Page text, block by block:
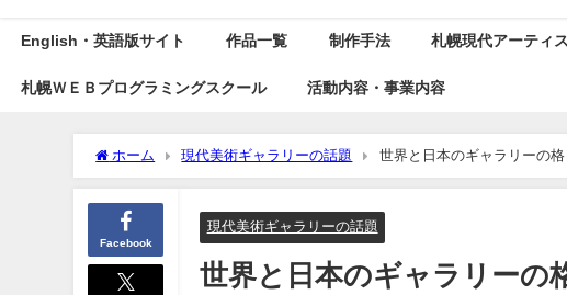
English・英語版サイト 作品一覧 制作手法 札幌現代アーティ
札幌ＷＥＢプログラミングスクール 活動内容・事業内容
ホーム 現代美術ギャラリーの話題
世界と日本のギャラリーの
ピリオド』のTV放送もスタート！
Facebook
現代美術ギャラリーの話題
世界と日本のギャラリーの